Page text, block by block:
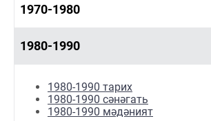
1960-1970 тарих
1970-1980
1970-1980 тарих
1970-1980 мәдәният
1980-1990
1980-1990 тарих
1980-1990 сәнәгать
1980-1990 мәдәният